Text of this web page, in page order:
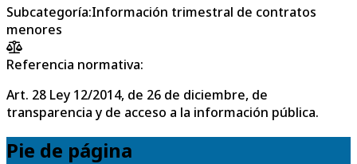
Subcategoría:Información trimestral de contratos
menores
Referencia normativa:
Art. 28 Ley 12/2014, de 26 de diciembre, de
transparencia y de acceso a la información pública.
Pie de página